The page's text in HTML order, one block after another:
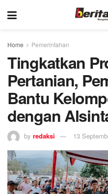
Home Pemerintahan
Tingkatkan
Pertanian,
Bantu
dengan
by redaksi 13